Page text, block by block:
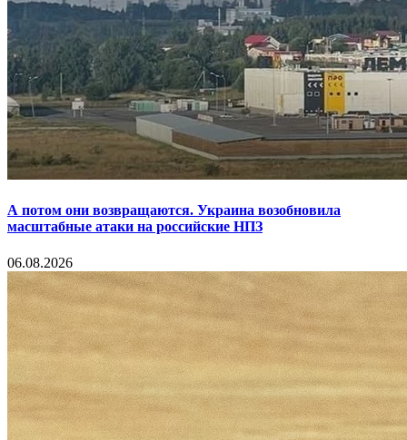
А потом они возвращаются. Украина возобновила
масштабные атаки на российские НПЗ
06.08.2026